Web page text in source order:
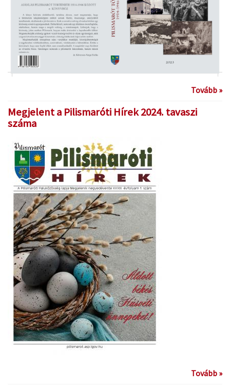
Tovább »
Megjelent a Pilismaróti Hírek 2024. tavaszi
száma
Tovább »